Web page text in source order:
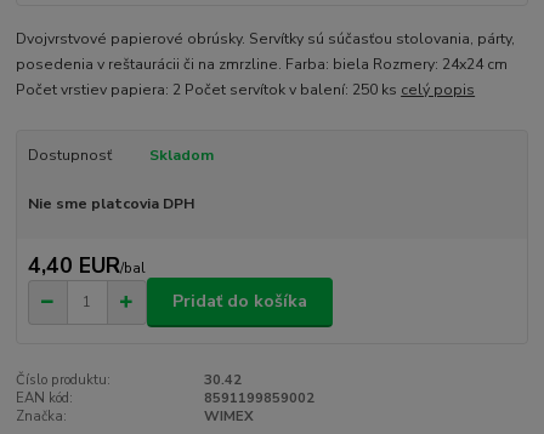
Dvojvrstvové papierové obrúsky. Servítky sú súčasťou stolovania, párty,
posedenia v reštaurácii či na zmrzline. Farba: biela Rozmery: 24x24 cm
Počet vrstiev papiera: 2 Počet servítok v balení: 250 ks celý popis
Dostupnosť Skladom
Nie sme platcovia DPH
4,40 EUR/bal
Pridať do košíka
Číslo produktu:
30.42
EAN kód:
8591199859002
Značka:
WIMEX